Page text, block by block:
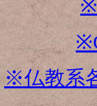
※仏教系